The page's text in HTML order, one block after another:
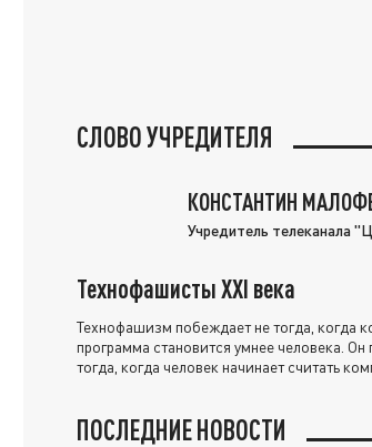
СЛОВО УЧРЕДИТЕЛЯ
КОНСТАНТИН
Учредитель телеканала
Технофашисты XXI века
Технофашизм побеждает не тогда, когда
программа становится умнее человека.
тогда, когда человек начинает считать
ПОСЛЕДНИЕ НОВОСТИ